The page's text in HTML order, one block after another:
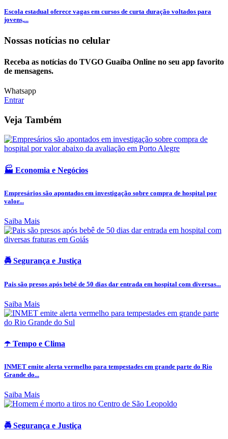
Escola estadual oferece vagas em cursos de curta duração voltados para
jovens,...
Nossas notícias no celular
Receba as notícias do TVGO Guaíba Online no seu app favorito
de mensagens.
Whatsapp
Entrar
Veja Também
🏭 Economia e Negócios
Empresários são apontados em investigação sobre compra de hospital por
valor...
Saiba Mais
🚔 Segurança e Justiça
Pais são presos após bebê de 50 dias dar entrada em hospital com diversas...
Saiba Mais
☂️ Tempo e Clima
INMET emite alerta vermelho para tempestades em grande parte do Rio
Grande do...
Saiba Mais
🚔 Segurança e Justiça